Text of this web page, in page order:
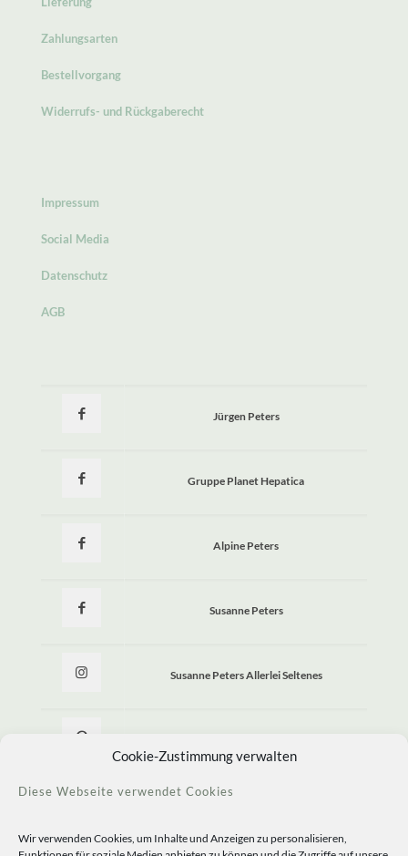
Cookie-Zustimmung verwalten
Diese Webseite verwendet Cookies
Wir verwenden Cookies, um Inhalte und Anzeigen zu personalisieren,
Zahlungsarten
Bestellvorgang
Widerrufs- und Rückgaberecht
Impressum
Social Media
Datenschutz
AGB
Jürgen Peters
Gruppe Planet Hepatica
Alpine Peters
Susanne Peters
Susanne Peters Allerlei Seltenes